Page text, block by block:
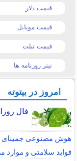
قیمت دلار
قیمت موبایل
قیمت تبلت
تیتر روزنامه ها
امروز در بیتوته
فال روزانه -
هوش مصنوعی جمینای
فواید سلامتی و موارد